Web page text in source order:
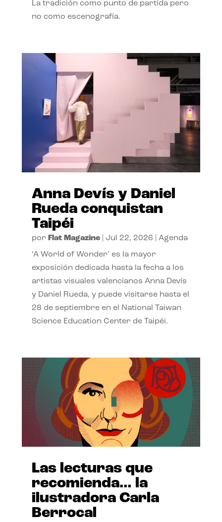
La tradición como punto de partida pero
no como escenografía.
Anna Devís y Daniel
Rueda conquistan
Taipéi
por Flat Magazine| Jul 22, 2026 Agenda
‘A World of Wonder’ es la mayor
exposición dedicada hasta la fecha a los
artistas visuales valencianos Anna Devís
y Daniel Rueda, y puede visitarse hasta el
28 de septiembre en el National Taiwan
Science Education Center de Taipéi.
Las lecturas que
recomienda… la
ilustradora Carla
Berrocal